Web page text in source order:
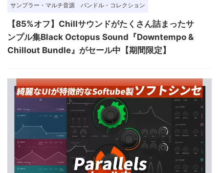
サンプラー・マルチ音源 バンドル・コレクション
【85%オフ】Chillサウンドがたくさん詰まったサ
ンプル集Black Octopus Sound『Downtempo &
Chillout Bundle』がセール中【期間限定】